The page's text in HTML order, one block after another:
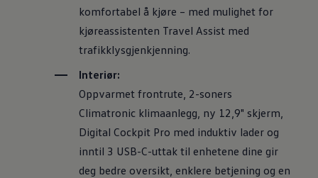
komfortabel å kjøre – med mulighet for
kjøreassistenten Travel Assist med
trafikklysgjenkjenning.
Interiør:
Oppvarmet frontrute, 2-soners
Climatronic klimaanlegg, ny 12,9" skjerm,
Digital Cockpit Pro med induktiv lader og
inntil 3 USB-C-uttak til enhetene dine gir
deg bedre oversikt, enklere betjening og en